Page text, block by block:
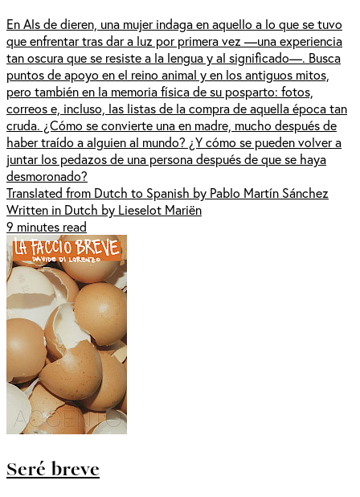
En Als de dieren, una mujer indaga en aquello a lo que se tuvo
que enfrentar tras dar a luz por primera vez —una experiencia
tan oscura que se resiste a la lengua y al significado—. Busca
puntos de apoyo en el reino animal y en los antiguos mitos,
pero también en la memoria física de su posparto: fotos,
correos e, incluso, las listas de la compra de aquella época tan
cruda. ¿Cómo se convierte una en madre, mucho después de
haber traído a alguien al mundo? ¿Y cómo se pueden volver a
juntar los pedazos de una persona después de que se haya
desmoronado?
Translated from Dutch to Spanish by Pablo Martín Sánchez
Written in Dutch by Lieselot Mariën
9 minutes read
Seré breve